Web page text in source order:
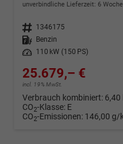
unverbindliche Lieferzeit: 6
Fahrzeugnr. 1346175
Kraftstoff
Benzin
Leistung
110 kW (150 PS)
25.679,– €
incl. 19% MwSt.
Verbrauch kombiniert:
CO2-Klasse: E
CO2-Emissionen: 146,00 g/